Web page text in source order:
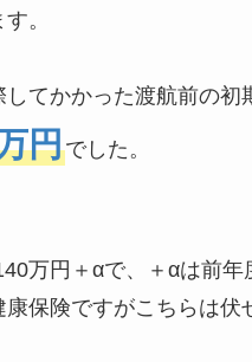
。
してかかった渡航前の初
円でした。
万円＋αで、＋αは前年
康保険ですがこちらは伏